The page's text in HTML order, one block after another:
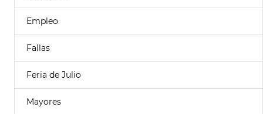
Empleo
Fallas
Feria de Julio
Mayores